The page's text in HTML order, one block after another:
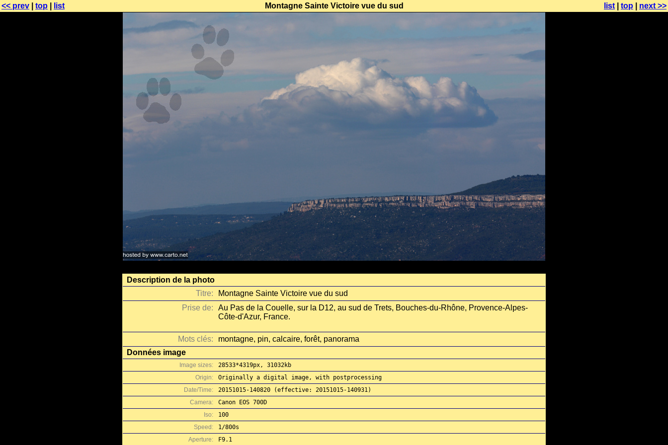
<< prev top list Montagne Sainte Victoire vue du sud list top next >>
Description de la photo
Titre:
Montagne Sainte Victoire vue du sud
Prise de:
Au Pas de la Couelle, sur la D12, au sud de Trets, Bouches-du-Rhône, Provence-Alpes-
Côte-d'Azur, France.
Mots clés:
montagne, pin, calcaire, forêt, panorama
Données image
Image sizes:
28533*4319px, 31032kb
Origin:
Originally a digital image, with postprocessing
Date/Time:
20151015-140820 (effective: 20151015-140931)
Camera:
Canon EOS 700D
Iso:
100
Speed:
1/800s
Aperture:
F9.1